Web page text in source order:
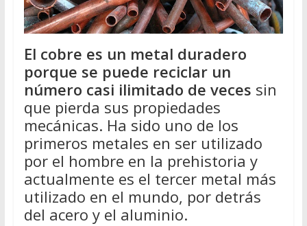
El cobre es un metal duradero
porque se puede reciclar un
número casi ilimitado de veces sin
que pierda sus propiedades
mecánicas. Ha sido uno de los
primeros metales en ser utilizado
por el hombre en la prehistoria y
actualmente es el tercer metal más
utilizado en el mundo, por detrás
del acero y el aluminio.